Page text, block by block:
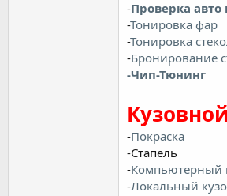
-Проверка
-Тонировка фар
-Тонировка
-Бронирование
-Чип-Тюнинг
-Покраска
-Стапель
-Компьютерный
-Локальный